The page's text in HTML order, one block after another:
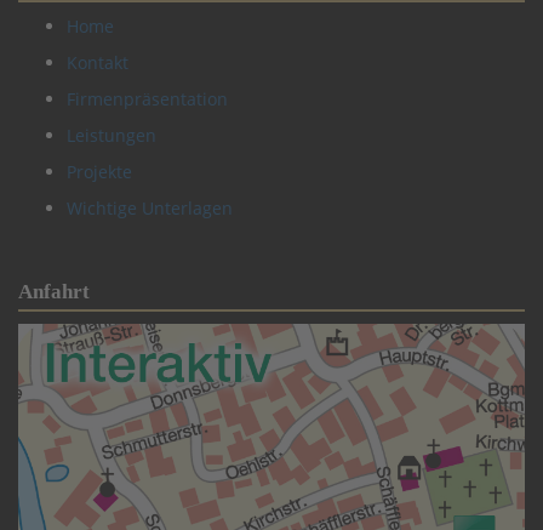
Home
Kontakt
Firmenpräsentation
Leistungen
Projekte
Wichtige Unterlagen
Anfahrt